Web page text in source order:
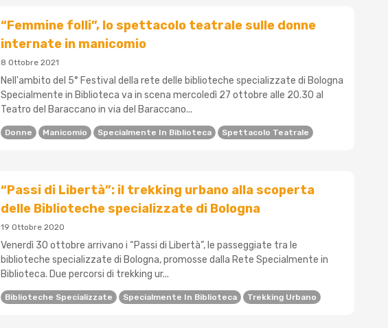
“Femmine folli”, lo spettacolo teatrale sulle donne
internate in manicomio
8 Ottobre 2021
Nell'ambito del 5° Festival della rete delle biblioteche specializzate di Bologna
Specialmente in Biblioteca va in scena mercoledì 27 ottobre alle 20.30 al
Teatro del Baraccano in via del Baraccano...
Donne Manicomio Specialmente In Biblioteca Spettacolo Teatrale
“Passi di Libertà”: il trekking urbano alla scoperta
delle Biblioteche specializzate di Bologna
19 Ottobre 2020
Venerdì 30 ottobre arrivano i “Passi di Libertà”, le passeggiate tra le
biblioteche specializzate di Bologna, promosse dalla Rete Specialmente in
Biblioteca. Due percorsi di trekking ur...
Biblioteche Specializzate Specialmente In Biblioteca Trekking Urbano